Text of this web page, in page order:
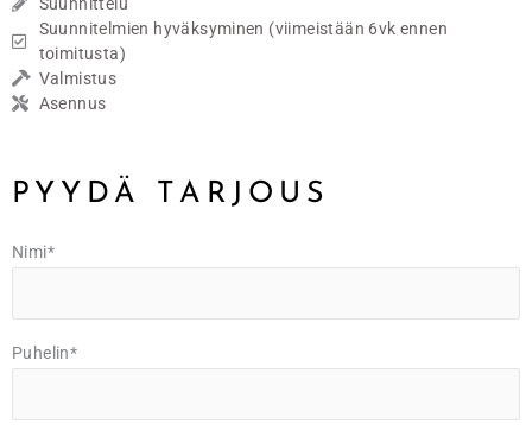
Suunnitelmien hyväksyminen (viimeistään 6vk ennen
toimitusta)
Valmistus
Asennus
PYYDÄ TARJOUS
Nimi*
Puhelin*